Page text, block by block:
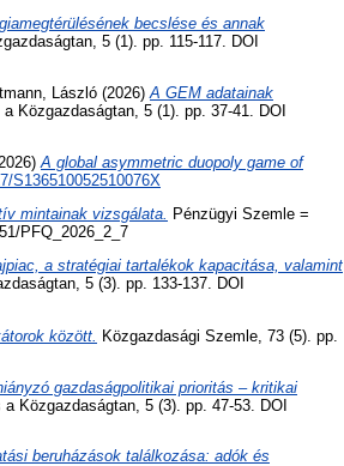
becslése és annak
5 (1). pp. 115-117. DOI
László (2026) A GEM adatainak
Közgazdaságtan, 5 (1). pp. 37-41. DOI
A global asymmetric duopoly game of
S136510052510076X
mintainak vizsgálata. Pénzügyi Szemle =
PFQ_2026_2_7
a stratégiai tartalékok kapacitása, valamint
5 (3). pp. 133-137. DOI
között. Közgazdasági Szemle, 73 (5). pp.
gazdaságpolitikai prioritás – kritikai
Közgazdaságtan, 5 (3). pp. 47-53. DOI
beruházások találkozása: adók és